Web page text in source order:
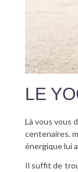
LE
Là vous vous
centenaires,
énergique lui
Il suffit de